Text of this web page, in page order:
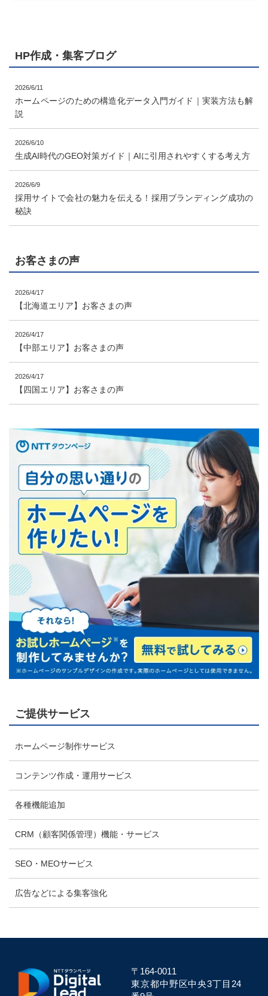
HP作成・集客ブログ
2026/6/11
ホームページのための構造化データ入門ガイド｜実装方法も解
説
2026/6/10
生成AI時代のGEO対策ガイド｜AIに引用されやすくする考え方
2026/6/9
採用サイトで会社の魅力を伝える！採用ブランディング成功の
秘訣
お客さまの声
2026/4/17
【北海道エリア】お客さまの声
2026/4/17
【中部エリア】お客さまの声
2026/4/17
【四国エリア】お客さまの声
ご提供サービス
ホームページ制作サービス
コンテンツ作成・運用サービス
各種機能追加
CRM（顧客関係管理）機能・サービス
SEO・MEOサービス
広告などによる集客強化
〒164-0011
東京都中野区中央3丁目24